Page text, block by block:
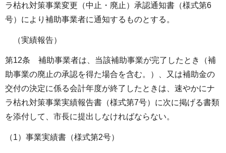
ラ枯れ対策事業変更（中止・廃止）承認通知書（様式第6
号）により補助事業者に通知するものとする。
（実績報告）
第12条 補助事業者は、当該補助事業が完了したとき（補
助事業の廃止の承認を得た場合を含む。）、又は補助金の
交付の決定に係る会計年度が終了したときは、速やかにナ
ラ枯れ対策事業実績報告書（様式第7号）に次に掲げる書類
を添付して、市長に提出しなければならない。
（1）事業実績書（様式第2号）